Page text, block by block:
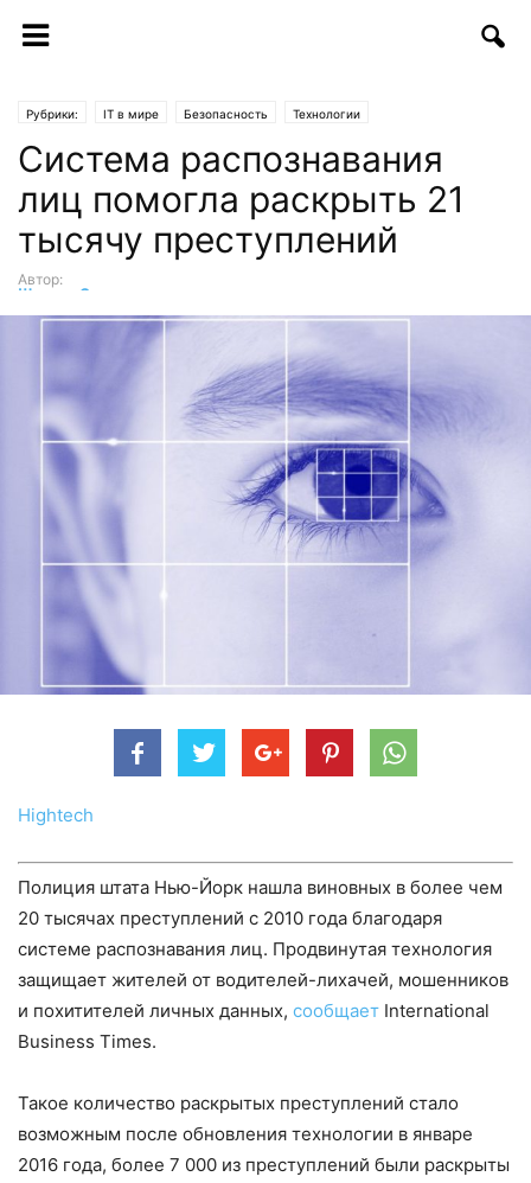
Рубрики: IT в мире Безопасность Технологии
Система распознавания
лиц помогла раскрыть 21
тысячу преступлений
Автор:
Шухрат Саттаров
Hightech
Полиция штата Нью-Йорк нашла виновных в более чем
20 тысячах преступлений с 2010 года благодаря
системе распознавания лиц. Продвинутая технология
защищает жителей от водителей-лихачей, мошенников
и похитителей личных данных, сообщает International
Business Times.
Такое количество раскрытых преступлений стало
возможным после обновления технологии в январе
2016 года, более 7 000 из преступлений были раскрыты